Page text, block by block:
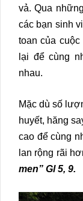
vả. Qua
các bạn sinh
toan của cuộc
lại để cùng
nhau.
Mặc dù số
huyết, hăng
cao để cùng
lan rộng rãi
men” Gl 5, 9.